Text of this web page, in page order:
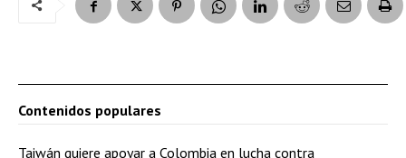
Contenidos populares
Taiwán quiere apoyar a Colombia en lucha contra